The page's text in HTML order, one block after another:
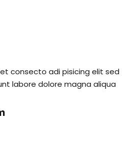
consecto adi pisicing elit sed
labore dolore magna aliqua